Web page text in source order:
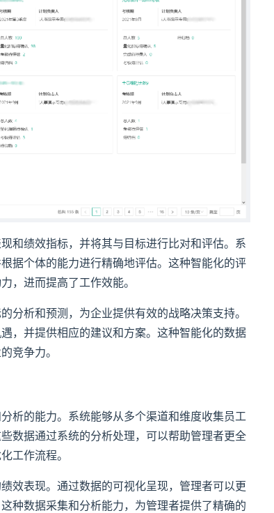
和绩效指标，并将其与目标进行比对和评估。系
据个体的能力进行精确地评估。这种智能化的评
，进而提高了工作效能。
分析和预测，为企业提供有效的战略决策支持。
，并提供相应的建议和方案。这种智能化的数据
竞争力。
析的能力。系统能够从多个渠道和维度收集员工
数据通过系统的分析处理，可以帮助管理者更全
工作流程。
效表现。通过数据的可视化呈现，管理者可以更
种数据采集和分析能力，为管理者提供了精确的